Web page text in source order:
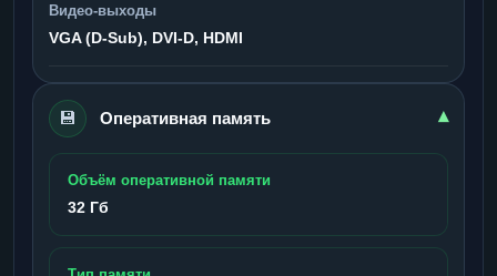
Видео-выходы
VGA (D-Sub), DVI-D, HDMI
💾 Оперативная память ▾
Объём оперативной памяти
32 Гб